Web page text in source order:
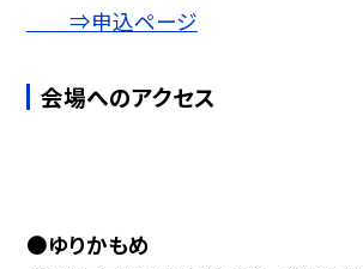
⇒申込ページ
会場へのアクセス
●ゆりかもめ